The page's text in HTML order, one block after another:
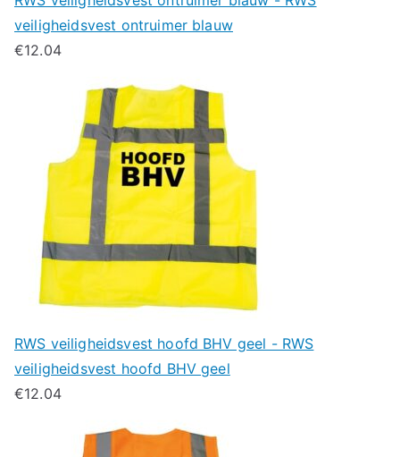
veiligheidsvest ontruimer blauw
€12.04
RWS veiligheidsvest hoofd BHV geel - RWS
veiligheidsvest hoofd BHV geel
€12.04